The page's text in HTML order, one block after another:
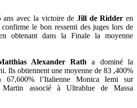
ans avec la victoire de Jill de Ridder en
le bon ressenti des juges lors de
obtenant dans la Finale la moyenne
Alexander Rath a dominé la
Ils obtiennent une moyenne de 83 ,400%
67,600% l’Italienne Monica Iemi sur
associé à Ultrablue de Massa